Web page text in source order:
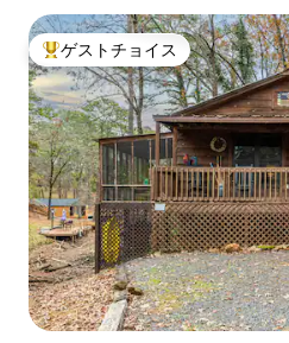
大好評のゲストチョイスです。
ゲストチョイス